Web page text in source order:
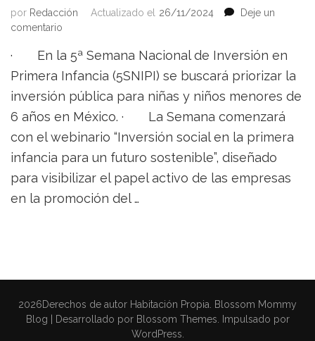
por Redacción Actualizado el 26/11/2024
Deje un
comentario
priorizar
la
pública
para
infancias
menores
de
6
· En la 5ª Semana Nacional de Inversión en
Primera Infancia (5SNIPI) se buscará priorizar la
inversión pública para niñas y niños menores de
6 años en México. · La Semana comenzará
con el webinario “Inversión social en la primera
infancia para un futuro sostenible”, diseñado
para visibilizar el papel activo de las empresas
en la promoción del …
2026Derechos de autor Habitación Propia
Blossom Mommy
Blog | Desarrollado porBlossom Themes . Impulsado por
WordPress